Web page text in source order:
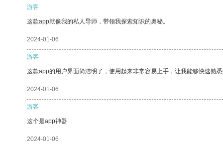
游客
这款app就像我的私人导师，带领我探索知识的奥秘。
2024-01-06
游客
这款app的用户界面简洁明了，使用起来非常容易上手，让我能够快速熟悉
2024-01-06
游客
这个是app神器
2024-01-06